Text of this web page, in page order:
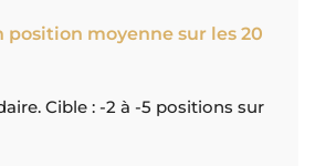
position moyenne sur les 20
Cible : -2 à -5 positions sur